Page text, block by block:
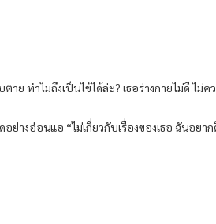
าย ทำไมถึงเป็นไข้ได้ล่ะ? เธอร่างกายไม่ดี ไ
างอ่อนแอ “ไม่เกี่ยวกับเรื่องของเธอ ฉันอยาก